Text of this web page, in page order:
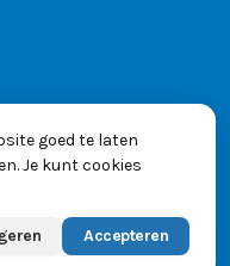
goed te laten
Je kunt cookies
Accepteren